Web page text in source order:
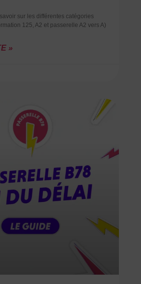
sur les différentes catégories
125, A2 et passerelle A2 vers A)
»